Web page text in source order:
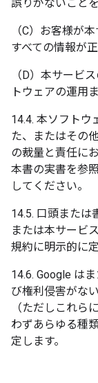
誤りがないこと
（C）お客様が
すべての情報が
（D）本サービ
トウェアの運用
14.4. 本ソフトウ
た、またはその
の裁量と責任に
本書の実書を参
してください。
14.5. 口頭または
または本サービ
規約に明示的に
14.6. Google は
び権利侵害がな
（ただしこれら
わずあらゆる種
定します。